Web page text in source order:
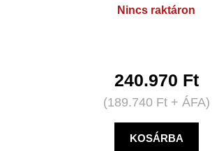
Nincs raktáron
240.970 Ft
(189.740 Ft+ ÁFA)
KOSÁRBA